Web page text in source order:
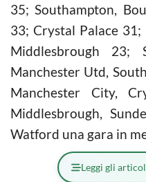
35; Southampton,
33; Crystal Palace
Middlesbrough 23;
Manchester Utd,
Manchester City,
Middlesbrough,
Watford una gara in
Leggi gli